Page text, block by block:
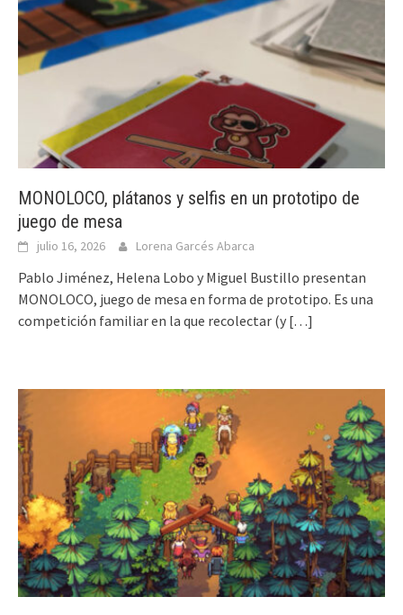
MONOLOCO, plátanos y selfis en un prototipo de
juego de mesa
julio 16, 2026 Lorena Garcés Abarca
Pablo Jiménez, Helena Lobo y Miguel Bustillo presentan
MONOLOCO, juego de mesa en forma de prototipo. Es una
competición familiar en la que recolectar (y […]